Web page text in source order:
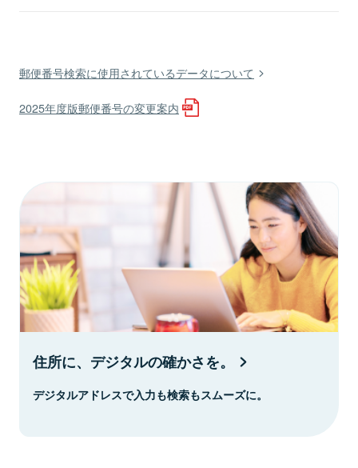
郵便番号検索に使用されているデータについて
2025年度版郵便番号の変更案内
住所に、デジタルの確かさを。
デジタルアドレスで入力も検索もスムーズに。